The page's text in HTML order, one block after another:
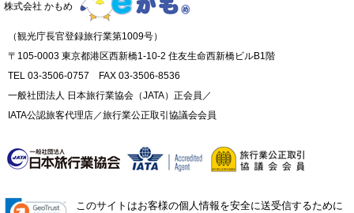
株式会社 かもめ
（観光庁長官登録旅行業第1009号）
〒105-0003 東京都港区西新橋1-10-2 住友生命西新橋ビルB1階
TEL 03-3506-0757 FAX 03-3506-8536
一般社団法人 日本旅行業協会（JATA）正会員／
IATA公認旅客代理店／旅行業公正取引協議会会員
このサイトはお客様の個人情報を安全に送受信するために